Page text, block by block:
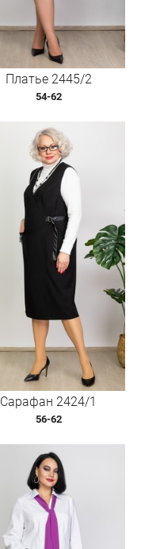
Платье 2445/2
54-62
Сарафан 2424/1
56-62